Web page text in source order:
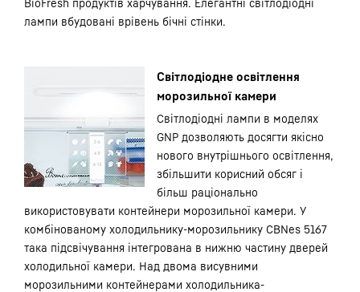
BioFresh продуктів харчування. Елегантні світлодіодні
лампи вбудовані врівень бічні стінки.
Світлодіодне освітлення
морозильної камери
Світлодіодні лампи в моделях
GNP дозволяють досягти якісно
нового внутрішнього освітлення,
збільшити корисний обсяг і
більш раціонально
використовувати контейнери морозильної камери. У
комбінованому холодильнику-морозильнику CBNes 5167
така підсвічування інтегрована в нижню частину дверей
холодильної камери. Над двома висувними
морозильними контейнерами холодильника-